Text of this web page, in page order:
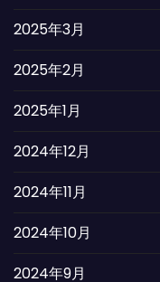
2025年3月
2025年2月
2025年1月
2024年12月
2024年11月
2024年10月
2024年9月